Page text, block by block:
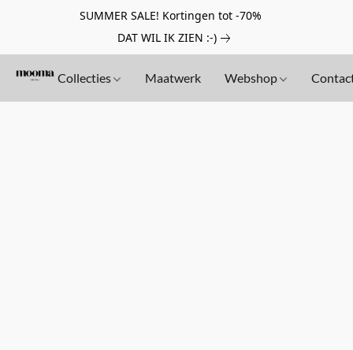
SUMMER SALE! Kortingen tot -70%
DAT WIL IK ZIEN :-)
Collecties Maatwerk Webshop